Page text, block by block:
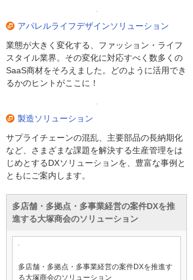
アパレルライフデザインソリューション
業態が大きく変化する、ファッション・ライフ
スタイル業界。その変化に対応すべく数多くの
SaaS商材をそろえました。どのように活用でき
るかのヒントがここに！
製造ソリューション
サプライチェーンの混乱、主要部品の長納期化
など、さまざまな課題を解決する生産管理をは
じめとするDXソリューションを、豊富な事例と
ともにご案内します。
多店舗・多拠点・多事業経営の案件DXを推
進する大塚商会のソリューション
多店舗・多拠点・多事業経営の案件DXを推進す
る大塚商会のソリューション